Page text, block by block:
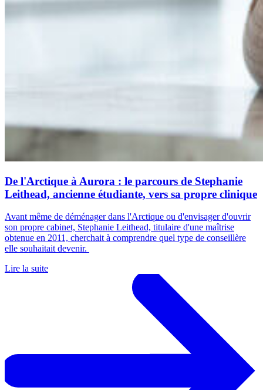
De l'Arctique à Aurora : le parcours de Stephanie
Leithead, ancienne étudiante, vers sa propre clinique
Avant même de déménager dans l'Arctique ou d'envisager d'ouvrir
son propre cabinet, Stephanie Leithead, titulaire d'une maîtrise
obtenue en 2011, cherchait à comprendre quel type de conseillère
elle souhaitait devenir.
Lire la suite